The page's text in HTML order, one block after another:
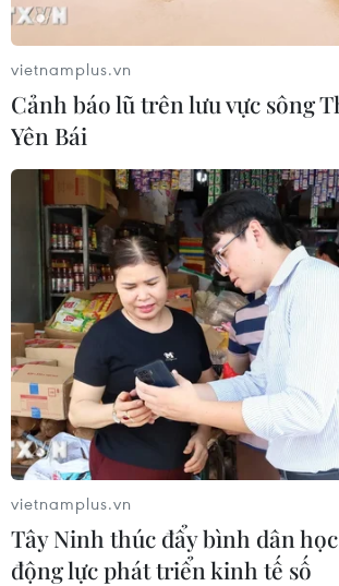
vietnamplus.vn
Cảnh báo lũ trên lưu vực sông
Yên Bái
vietnamplus.vn
Tây Ninh thúc đẩy bình dân
động lực phát triển kinh tế số